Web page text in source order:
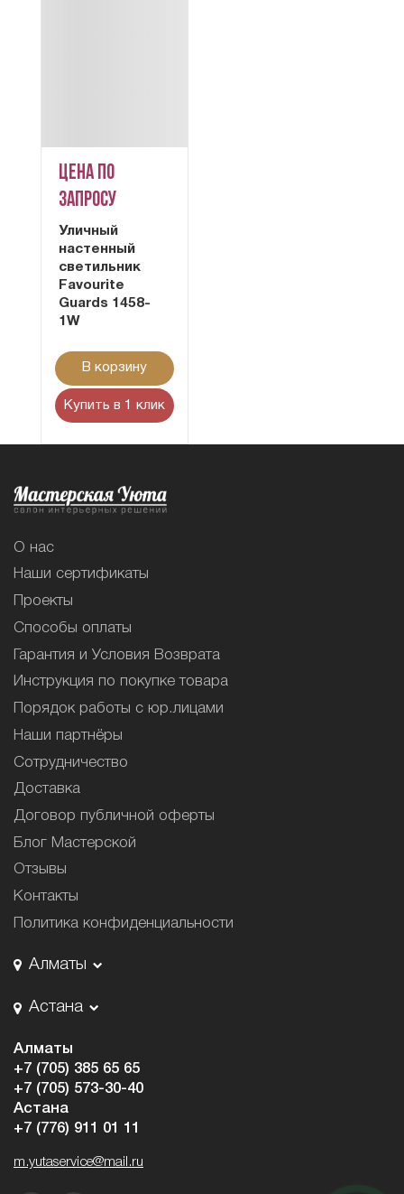
Цена по
запросу
Уличный
настенный
светильник
Favourite
Guards 1458-
1W
В корзину
Купить в 1 клик
О нас
Наши сертификаты
Проекты
Способы оплаты
Гарантия и Условия Возврата
Инструкция по покупке товара
Порядок работы с юр.лицами
Наши партнёры
Сотрудничество
Доставка
Договор публичной оферты
Блог Мастерской
Отзывы
Контакты
Политика конфиденциальности
Алматы
Астана
Алматы
+7 (705) 385 65 65
+7 (705) 573-30-40
Астана
+7 (776) 911 01 11
m.yutaservice@mail.ru